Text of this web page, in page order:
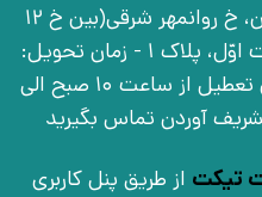
تهران، خ انقلاب، خ 12 فروردین، خ روانمهر شرقی(بین خ 12
فروردین و خ فخر رازی)، بن‌بست اوّل، پلاک 1 - زمان تحویل:
شنبه تا چهارشنبه به جز روزهای تعطیل از ساعت 10 صبح الی
تیکت از طریق پنل کاربری